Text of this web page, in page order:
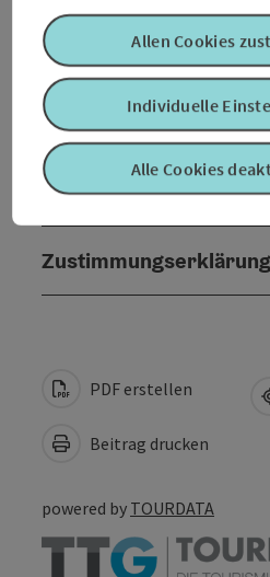
Eignung
Barrierefreiheit
Kontakt
Zustimmungserklärung
PDF erstellen
Beitrag drucken
powered by TOURDATA
Alle Cookies
Individuelle
Allen Cookies